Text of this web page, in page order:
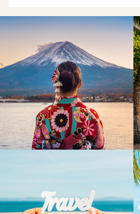
真的好累喔！不過 真的蠻
慶澤旅遊的行程安排
感謝Jimmy幫忙安
行 詢問及規劃過程皆有問
超級讚👍🏻
林彤的服務沒話說
處理意外情況，補救措施
思錡從簽約到出發
詳細，只要有任何小問
議👍👍👍 服務很優秀👏
謝謝慶澤旅遊的客
島之旅，剛剛才回來台灣
峇里島自由行真的太